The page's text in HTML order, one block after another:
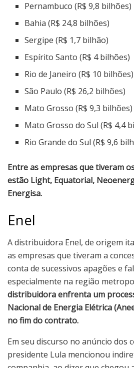
Pernambuco (R$ 9,8 bilhões)
Bahia (R$ 24,8 bilhões)
Sergipe (R$ 1,7 bilhão)
Espírito Santo (R$ 4 bilhões)
Rio de Janeiro (R$ 10 bilhões)
São Paulo (R$ 26,2 bilhões)
Mato Grosso (R$ 9,3 bilhões)
Mato Grosso do Sul (R$ 4,4
Rio Grande do Sul (R$ 9,6
Entre as empresas que tiveram
estão Light, Equatorial,
Energisa.
Enel
A distribuidora Enel, de origem
as empresas que tiveram a
conta de sucessivos apagões e
especialmente na região
distribuidora enfrenta um
Nacional de Energia Elétrica
no fim do contrato.
Em seu discurso no anúncio dos
presidente Lula mencionou